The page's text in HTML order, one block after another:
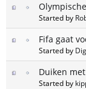
Started by
Fifa gaat
Started by
Duiken
Started by